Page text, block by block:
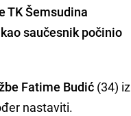
TK Šemsudina
saučesnik počinio
Fatime Budić (34) iz
nastaviti.